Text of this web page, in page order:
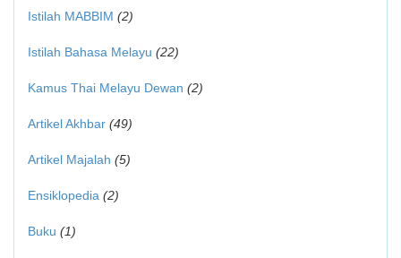
Istilah MABBIM (2)
Istilah Bahasa Melayu (22)
Kamus Thai Melayu Dewan (2)
Artikel Akhbar (49)
Artikel Majalah (5)
Ensiklopedia (2)
Buku (1)